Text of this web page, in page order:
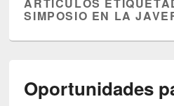
SIMPOSIO EN LA
Oportunidades